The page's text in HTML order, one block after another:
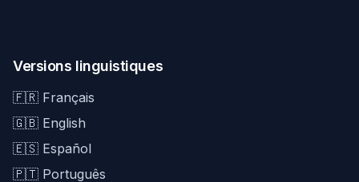
Versions linguistiques
🇫🇷 Français
🇬🇧 English
🇪🇸 Español
🇵🇹 Português